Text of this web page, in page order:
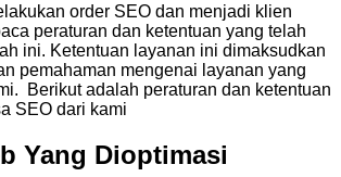
order SEO dan menjadi klien
peraturan dan ketentuan yang telah
ini. Ketentuan layanan ini dimaksudkan
pemahaman mengenai layanan yang
Berikut adalah peraturan dan ketentuan
SEO dari kami
Yang Dioptimasi